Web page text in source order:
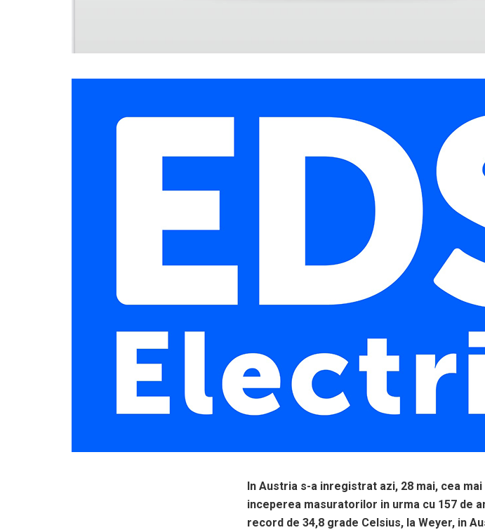
In Austria s-a inregistrat azi, 28 mai, cea mai
inceperea masuratorilor in urma cu 157 de
record de 34,8 grade Celsius, la Weyer, in